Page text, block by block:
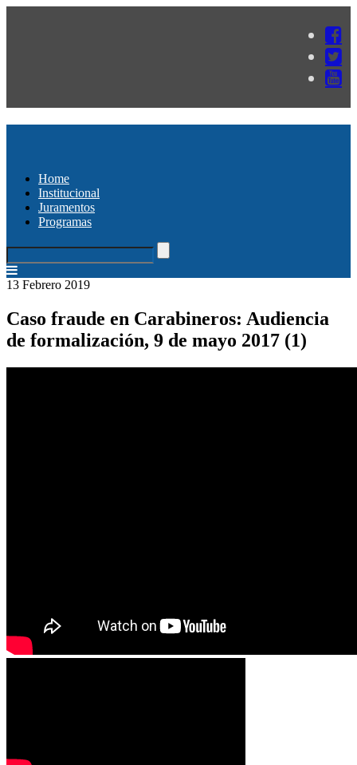
Home
Institucional
Juramentos
Programas
13 Febrero 2019
Caso fraude en Carabineros: Audiencia
de formalización, 9 de mayo 2017 (1)